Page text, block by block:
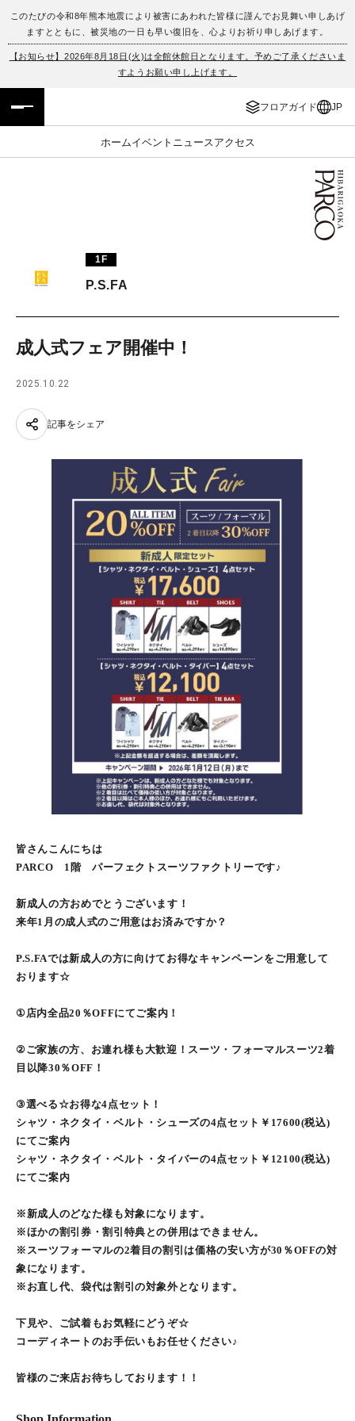
このたびの令和8年熊本地震により被害にあわれた皆様に謹んでお見舞い申しあげ
ますとともに、被災地の一日も早い復旧を、心よりお祈り申しあげます。
【お知らせ】2026年8月18日(火)は全館休館日となります。予めご了承くださいま
すようお願い申し上げます。
フロアガイド JP
ホームイベント ニュース アクセス
フロアガイド
イベント・ポップアップ
ニュース
PARCOメンバーズ
ENGLISH
簡体字
한국어
1F
P.S.FA
成人式フェア開催中！
2025.10.22
記事をシェア
皆さんこんにちは
PARCO 1階 パーフェクトスーツファクトリーです♪
新成人の方おめでとうございます！
来年1月の成人式のご用意はお済みですか？
P.S.FAでは新成人の方に向けてお得なキャンペーンをご用意して
おります☆
①店内全品20％OFFにてご案内！
②ご家族の方、お連れ様も大歓迎！スーツ・フォーマルスーツ2着
目以降30％OFF！
③選べる☆お得な4点セット！
シャツ・ネクタイ・ベルト・シューズの4点セット￥17600(税込)
にてご案内
シャツ・ネクタイ・ベルト・タイバーの4点セット￥12100(税込)
にてご案内
※新成人のどなた様も対象になります。
※ほかの割引券・割引特典との併用はできません。
※スーツフォーマルの2着目の割引は価格の安い方が30％OFFの対
象になります。
※お直し代、袋代は割引の対象外となります。
下見や、ご試着もお気軽にどうぞ☆
コーディネートのお手伝いもお任せください♪
皆様のご来店お待ちしております！！